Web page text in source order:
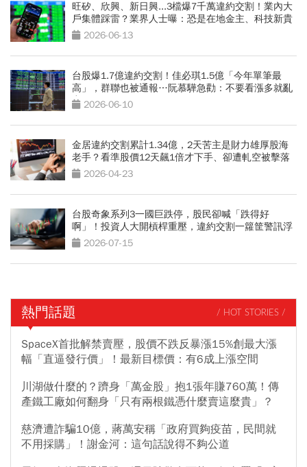
旺矽、欣興、新日興...3檔爆7千萬違約交割！業內大
戶集體踩雷？業界人士曝：恐是在地金主、科技新貴
2026-06-13
台股爆1.7億違約交割！佳必琪1.5億「今年單筆最
高」，群聯也被通報…阮慕驊急勸：不要看漲多就亂
空 2026-06-10
金居違約交割累計1.34億，2天苦主是財力雄厚股海
老手？看準股價12天飆1倍才下手、卻遭軋空被擊落
2026-04-23
台股奇象系列3一國巨跌停，股民卻喊「跌得好
啊」！投資人大開槓桿重壓，違約交割一籮筐警訊浮
現 2026-07-15
熱門話題 / HOT STORIES /
SpaceX首批解禁賣壓，股價不跌反暴漲15%創最大漲
幅「直逼發行價」！最新目標價：有6成上漲空間
川湖做什麼的？躋身「萬金股」抱1張年賺760萬！傳
產鐵工廠如何翻身「只有兩根鐵憑什麼賣這麼貴」？
慈濟遭詐騙10億，蔣萬安稱「政府買夠疫苗，民間就
不用採購」！謝金河：這句話說得不夠公道